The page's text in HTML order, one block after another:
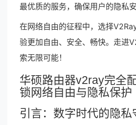
最优质的服务，确保用户的隐私安
在网络自由的征程中，选择
验更加自由、安全、畅快。走进
索无限可能！
华硕路由器v2ray完全
锁网络自由与隐私保护
引言：数字时代的隐私